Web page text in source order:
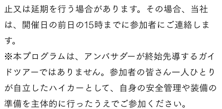
止又は延期を行う場合があります。その場合、当社
は、開催日の前日の15時までに参加者にご連絡しま
す。
※本プログラムは、アンバサダーが終始先導するガイ
ドツアーではありません。参加者の皆さん一人ひとり
が自立したハイカーとして、自身の安全管理や装備の
準備を主体的に行ったうえでご参加ください。